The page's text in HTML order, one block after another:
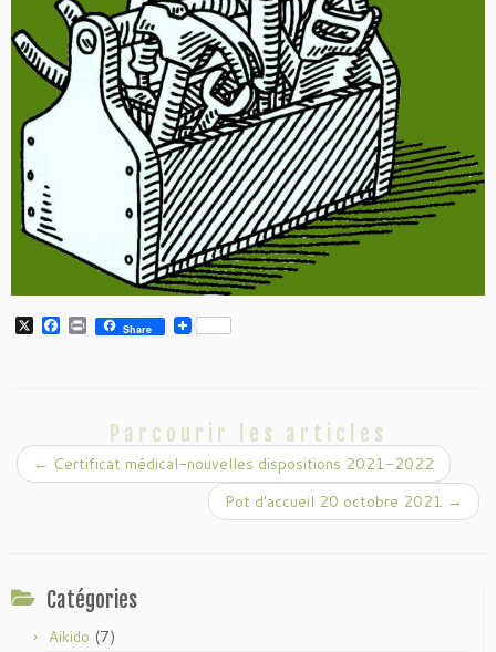
X F
k
P Share
Parcourir les articles
← Certificat médical-nouvelles dispositions 2021-2022
Pot d’accueil 20 octobre 2021 →
Catégories
Aikido (7)